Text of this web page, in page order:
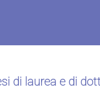
di laurea e di